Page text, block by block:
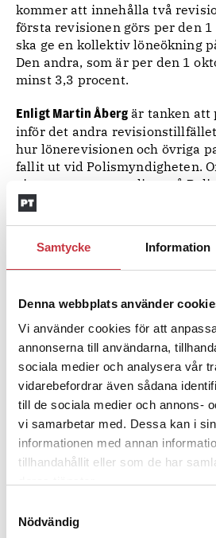
Samtycke Information
Denna webbplats använder
Vi använder cookies för att
annonserna till användarna,
sociala medier och analysera vår
vidarebefordrar även sådana
till de sociala medier och annons-
vi samarbetar med. Dessa kan i
informationen med annan
tillhandahållit eller som de har
Nödvändig
kommer att innehålla två
första revisionen görs per den
ska ge en kollektiv löneökning
Den andra, som är per den 1
minst 3,3 procent.
Enligt Martin Åberg är tanken att
inför det andra
hur lönerevisionen och övriga
fallit ut vid Polismyndigheten.
vissa grupper av poliser på
fått relativt stora löneökningar
Martin Åberg tror att lönerna
februari och då betalas ut
2023.
Ämnen i artikeln
LÖNER MARTIN ÅBERG RALS
Text Per Hagström
19 december 2023
Dela artikel: